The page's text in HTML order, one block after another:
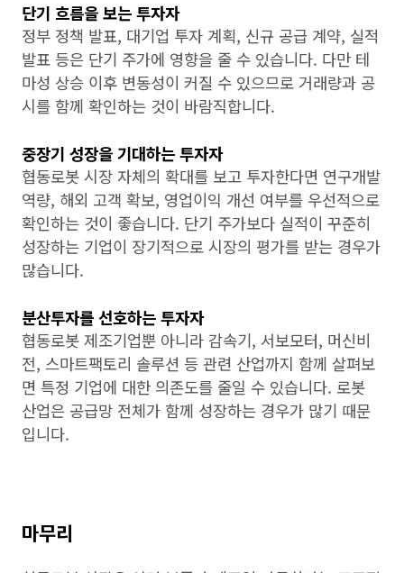
단기 흐름을 보는 투자자
정부 정책 발표, 대기업 투자 계획, 신규 공급 계약, 실적
발표 등은 단기 주가에 영향을 줄 수 있습니다. 다만 테
마성 상승 이후 변동성이 커질 수 있으므로 거래량과 공
시를 함께 확인하는 것이 바람직합니다.
중장기 성장을 기대하는 투자자
협동로봇 시장 자체의 확대를 보고 투자한다면 연구개발
역량, 해외 고객 확보, 영업이익 개선 여부를 우선적으로
확인하는 것이 좋습니다. 단기 주가보다 실적이 꾸준히
성장하는 기업이 장기적으로 시장의 평가를 받는 경우가
많습니다.
분산투자를 선호하는 투자자
협동로봇 제조기업뿐 아니라 감속기, 서보모터, 머신비
전, 스마트팩토리 솔루션 등 관련 산업까지 함께 살펴보
면 특정 기업에 대한 의존도를 줄일 수 있습니다. 로봇
산업은 공급망 전체가 함께 성장하는 경우가 많기 때문
입니다.
마무리